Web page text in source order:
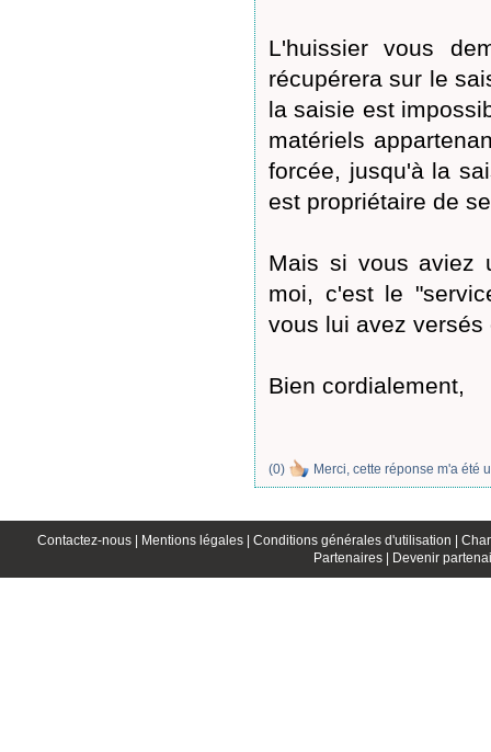
L'huissier vous
récupérera sur le
la saisie est
matériels
forcée, jusqu'à la
est propriétaire de
Mais si vous aviez
moi, c'est le
vous lui avez
Bien cordialement,
(0) Merci, cette réponse m'a été
Contactez-nous | Mentions légales | Conditions générales d'utilisation |
Partenaires |
Devenir